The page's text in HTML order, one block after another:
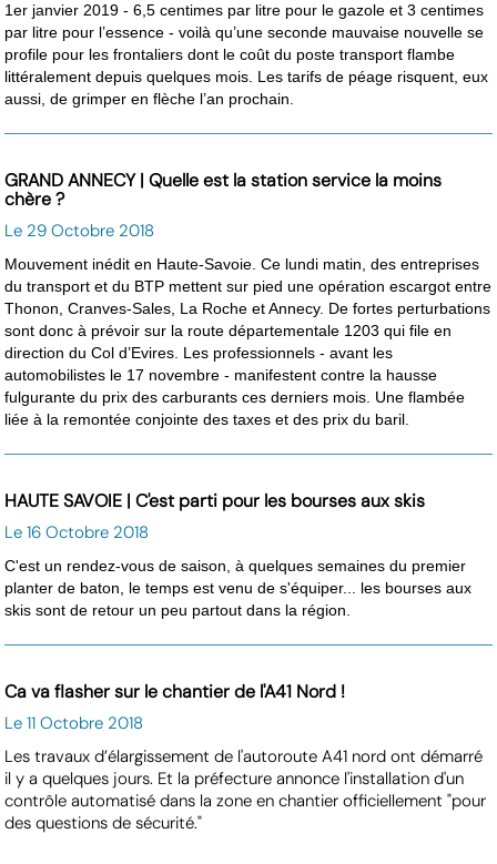
1er janvier 2019 - 6,5 centimes par litre pour le gazole et 3 centimes
par litre pour l’essence - voilà qu’une seconde mauvaise nouvelle se
profile pour les frontaliers dont le coût du poste transport flambe
littéralement depuis quelques mois. Les tarifs de péage risquent, eux
aussi, de grimper en flèche l’an prochain.
GRAND ANNECY | Quelle est la station service la moins
chère ?
Le 29 Octobre 2018
Mouvement inédit en Haute-Savoie. Ce lundi matin, des entreprises
du transport et du BTP mettent sur pied une opération escargot entre
Thonon, Cranves-Sales, La Roche et Annecy. De fortes perturbations
sont donc à prévoir sur la route départementale 1203 qui file en
direction du Col d’Evires. Les professionnels - avant les
automobilistes le 17 novembre - manifestent contre la hausse
fulgurante du prix des carburants ces derniers mois. Une flambée
liée à la remontée conjointe des taxes et des prix du baril.
HAUTE SAVOIE | C'est parti pour les bourses aux skis
Le 16 Octobre 2018
C'est un rendez-vous de saison, à quelques semaines du premier
planter de baton, le temps est venu de s'équiper... les bourses aux
skis sont de retour un peu partout dans la région.
Ca va flasher sur le chantier de l'A41 Nord !
Le 11 Octobre 2018
Les travaux d’élargissement de l'autoroute A41 nord ont démarré
il y a quelques jours. Et la préfecture annonce l'installation d'un
contrôle automatisé dans la zone en chantier officiellement "pour
des questions de sécurité."